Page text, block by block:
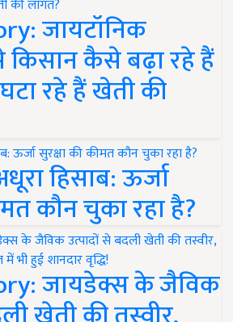
जायटॉनिक
किसान कैसे बढ़ा रहे हैं
रहे हैं खेती की
हिसाब: ऊर्जा
कौन चुका रहा है?
जायडेक्स के जैविक